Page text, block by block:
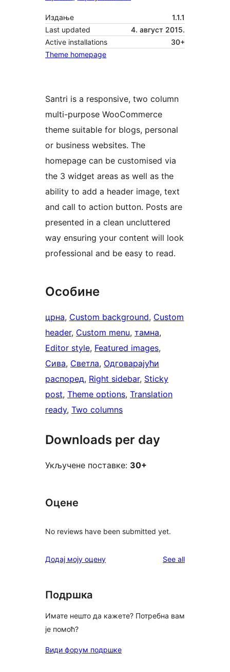
Издање
1.1.1
Last updated
4. август 2015.
Active installations
30+
Theme homepage
Santri is a responsive, two column
multi-purpose WooCommerce
theme suitable for blogs, personal
or business websites. The
homepage can be customised via
the 3 widget areas as well as the
ability to add a header image, text
and call to action button. Posts are
presented in a clean uncluttered
way ensuring your content will look
professional and be easy to read.
Особине
црна, Custom background, Custom
header, Custom menu, тамна
Editor style, Featured images
Сива, Светла, Одговарајући
распоред, Right sidebar, Sticky
post, Theme options, Translation
ready, Two columns
Downloads per day
Укључене поставке: 30+
Оцене
No reviews have been submitted yet.
Додај моју оцену See allreviews
Подршка
Имате нешто да кажете? Потребна вам
је помоћ?
Види форум подршке